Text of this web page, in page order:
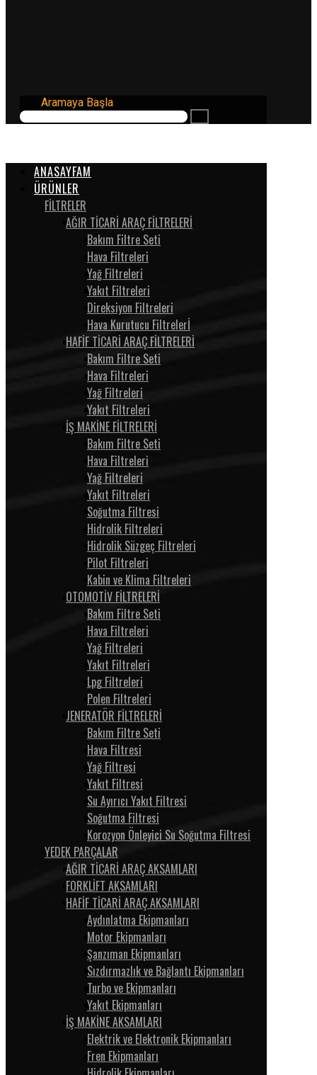
Aramaya Başla
ANASAYFAM
ÜRÜNLER
FİLTRELER
AĞIR TİCARİ ARAÇ FİLTRELERİ
Bakım Filtre Seti
Hava Filtreleri
Yağ Filtreleri
Yakıt Filtreleri
Direksiyon Filtreleri
Hava Kurutucu Filtrelerİ
HAFİF TİCARİ ARAÇ FİLTRELERİ
Bakım Filtre Seti
Hava Filtreleri
Yağ Filtreleri
Yakıt Filtreleri
İŞ MAKİNE FİLTRELERİ
Bakım Filtre Seti
Hava Filtreleri
Yağ Filtreleri
Yakıt Filtreleri
Soğutma Filtresi
Hidrolik Filtreleri
Hidrolik Süzgeç Filtreleri
Pilot Filtreleri
Kabin ve Klima Filtreleri
OTOMOTİV FİLTRELERİ
Bakım Filtre Seti
Hava Filtreleri
Yağ Filtreleri
Yakıt Filtreleri
Lpg Filtreleri
Polen Filtreleri
JENERATÖR FİLTRELERİ
Bakım Filtre Seti
Hava Filtresi
Yağ Filtresi
Yakıt Filtresi
Su Ayırıcı Yakıt Filtresi
Soğutma Filtresi
Korozyon Önleyici Su Soğutma Filtresi
YEDEK PARÇALAR
AĞIR TİCARİ ARAÇ AKSAMLARI
FORKLİFT AKSAMLARI
HAFİF TİCARİ ARAÇ AKSAMLARI
Aydınlatma Ekipmanları
Motor Ekipmanları
Şanzıman Ekipmanları
Sızdırmazlık ve Bağlantı Ekipmanları
Turbo ve Ekipmanları
Yakıt Ekipmanları
İŞ MAKİNE AKSAMLARI
Elektrik ve Elektronik Ekipmanları
Fren Ekipmanları